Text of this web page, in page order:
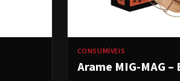
CONSUMÍVEIS
Arame MIG-MAG –